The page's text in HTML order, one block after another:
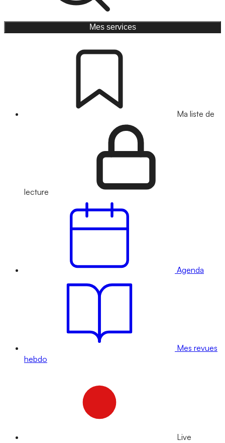
Mes services
Ma liste de
lecture
Agenda
Mes revues
hebdo
Live